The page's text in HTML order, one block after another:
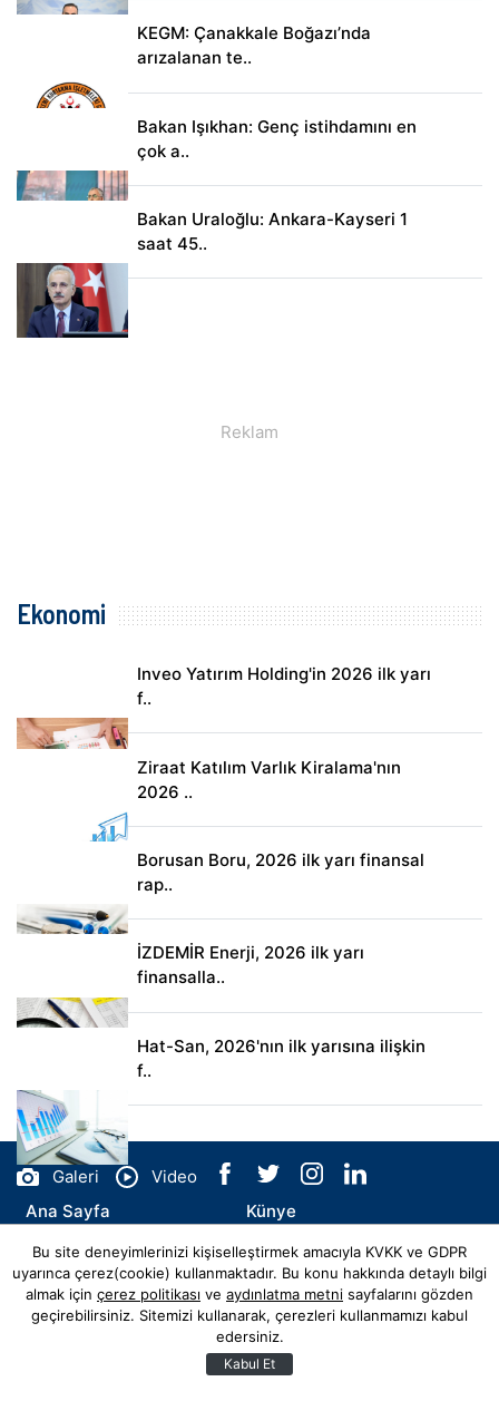
KEGM: Çanakkale Boğazı’nda
arızalanan te..
Bakan Işıkhan: Genç istihdamını en
çok a..
Bakan Uraloğlu: Ankara-Kayseri 1
saat 45..
Ekonomi
Inveo Yatırım Holding'in 2026 ilk yarı
f..
Ziraat Katılım Varlık Kiralama'nın
2026 ..
Borusan Boru, 2026 ilk yarı finansal
rap..
İZDEMİR Enerji, 2026 ilk yarı
finansalla..
Hat-San, 2026'nın ilk yarısına ilişkin
f..
Galeri
Video
Ana Sayfa
Künye
İletişim
© Copyright 2026 cemiyetdunyasi.com Tüm Hakları Saklıdır.
Hibya Haber Ajansı
Bu site deneyimlerinizi kişiselleştirmek amacıyla KVKK ve GDPR
uyarınca çerez(cookie) kullanmaktadır. Bu konu hakkında detaylı bilgi
almak için çerez politikası ve aydınlatma metni sayfalarını gözden
geçirebilirsiniz. Sitemizi kullanarak, çerezleri kullanmamızı kabul
edersiniz.
Kabul Et